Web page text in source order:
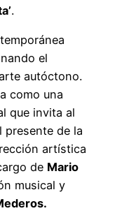
.
el
autóctono.
como una
que invita al
presente de la
artística
de Mario
musical y